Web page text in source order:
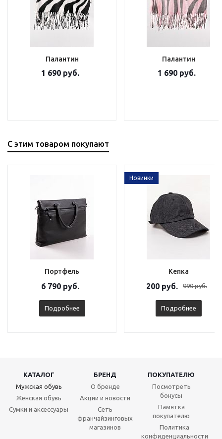
Палантин
1 690 руб.
Палантин
1 690 руб.
С этим товаром покупают
Портфель
6 790 руб.
Подробнее
Новинки
Кепка
200 руб. 990 руб.
Подробнее
КАТАЛОГ БРЕНД
ПОКУПАТЕЛЮ
Мужская обувь
Женская обувь
Сумки и аксессуары
О бренде
Акции и новости
Сеть
франчайзинговых
магазинов
Посмотреть
бонусы
Памятка
покупателю
Политика
конфиденциальности